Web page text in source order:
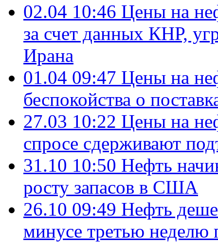
02.04 10:46 Цены на
за счет данных КНР,
Ирана
01.04 09:47 Цены на
беспокойства о
27.03 10:22 Цены на
спросе сдерживают
31.10 10:50 Нефть
росту запасов в США
26.10 09:49 Нефть
минусе третью неделю